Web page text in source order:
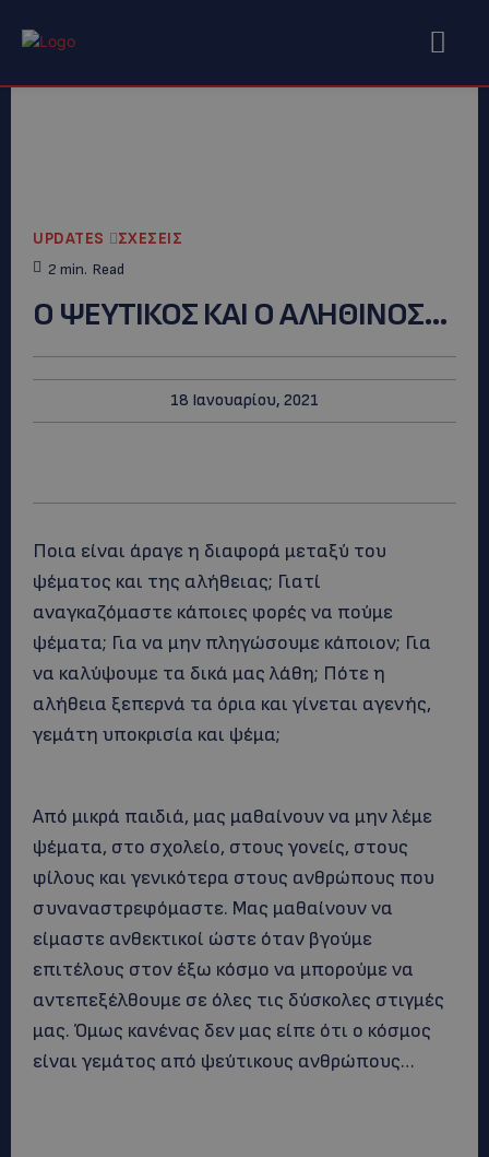
UPDATES ΣΧΕΣΕΙΣ
2 min. Read
Ο ΨΕΥΤΙΚΟΣ ΚΑΙ Ο ΑΛΗΘΙΝΟΣ…
18 Ιανουαρίου, 2021
Ποια είναι άραγε η διαφορά μεταξύ του
ψέματος και της αλήθειας; Γιατί
αναγκαζόμαστε κάποιες φορές να πούμε
ψέματα; Για να μην πληγώσουμε κάποιον; Για
να καλύψουμε τα δικά μας λάθη; Πότε η
αλήθεια ξεπερνά τα όρια και γίνεται αγενής,
γεμάτη υποκρισία και ψέμα;
Από μικρά παιδιά, μας μαθαίνουν να μην λέμε
ψέματα, στο σχολείο, στους γονείς, στους
φίλους και γενικότερα στους ανθρώπους που
συναναστρεφόμαστε. Μας μαθαίνουν να
είμαστε ανθεκτικοί ώστε όταν βγούμε
επιτέλους στον έξω κόσμο να μπορούμε να
αντεπεξέλθουμε σε όλες τις δύσκολες στιγμές
μας. Όμως κανένας δεν μας είπε ότι ο κόσμος
είναι γεμάτος από ψεύτικους ανθρώπους…